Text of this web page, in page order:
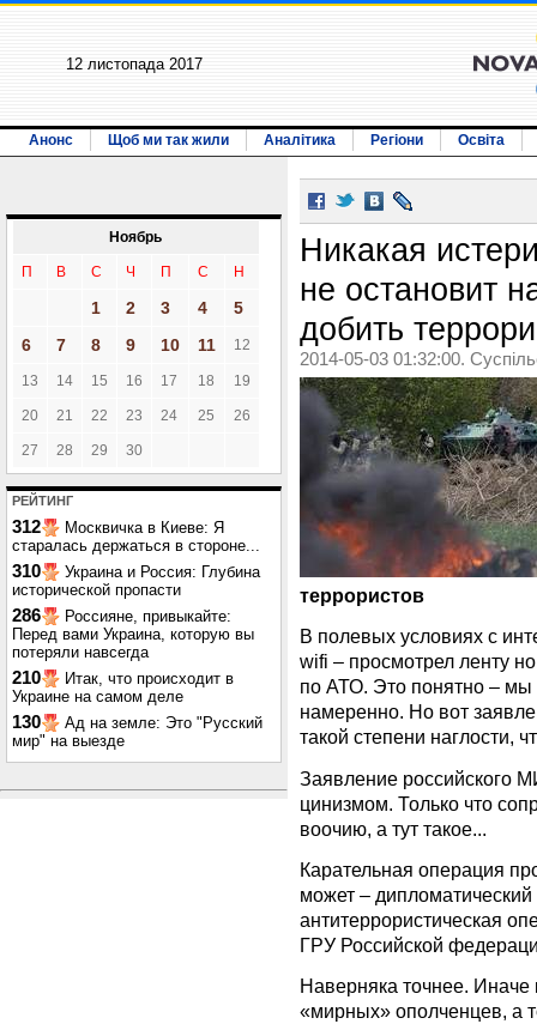
12 листопада 2017
Анонс Щоб ми так жили Аналітика Регіони Освіта
Ноябрь
П В С Ч П С Н
1 2 3 4
5
6
7 8 9 10 11 12
13 14 15 16 17 18 19
20 21 22 23 24 25 26
27 28 29 30
РЕЙТИНГ
312
Москвичка в Киеве: Я
старалась держаться в стороне...
310
Украина и Россия: Глубина
исторической пропасти
286
Россияне, привыкайте:
Перед вами Украина, которую вы
потеряли навсегда
210
Итак, что происходит в
Украине на самом деле
130
Ад на земле: Это "Русский
мир" на выезде
Никакая
не остановит
добить
2014-05-03 01:32:00.
террористов
В полевых условиях с
wifi – просмотрел ленту
по АТО. Это понятно –
намеренно. Но вот
такой степени наглости,
Заявление российского
цинизмом. Только что
воочию, а тут такое...
Карательная операция
может – дипломатический
антитеррористическая
ГРУ Российской
Наверняка точнее. Иначе
«мирных» ополченцев, а